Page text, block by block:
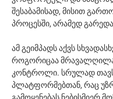
შესაბამისად, მისით
პროცესში, არამედ
ამ გეიმპადს აქვს
როგორიცაა
კონტროლი. სრულად
პლატფორმებთან, რაც